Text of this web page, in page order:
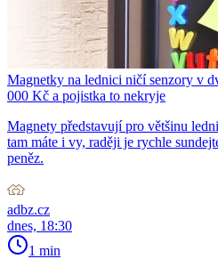
Magnetky na lednici ničí senzory v
000 Kč a pojistka to nekryje
Magnety představují pro většinu
tam máte i vy, raději je rychle
peněz.
adbz.cz
dnes, 18:30
1 min